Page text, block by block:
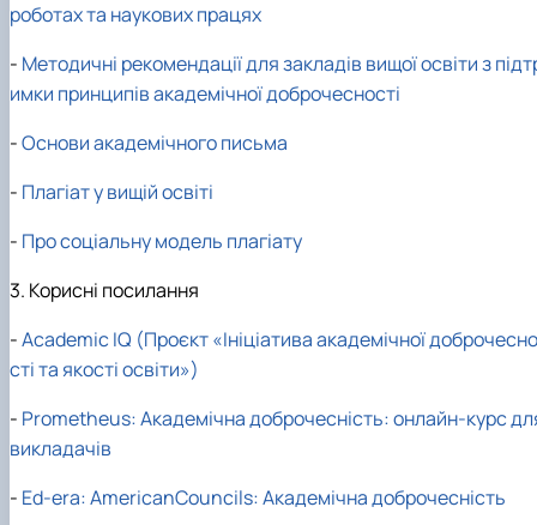
роботах та наукових працях
- Методичні рекомендації для закладів вищої освіти з
имки принципів академічної доброчесності
-Основи академічного письма
- Плагіат у вищій освіті
- Про соціальну модель плагіату
3. Корисні посилання
-Academic IQ (Проєкт «Ініціатива академічної доброчесно
сті та якості освіти»)
- Prometheus: Академічна доброчесність: онлайн-курс
викладачів
- Ed-era: AmericanCouncils: Академічна доброчесність